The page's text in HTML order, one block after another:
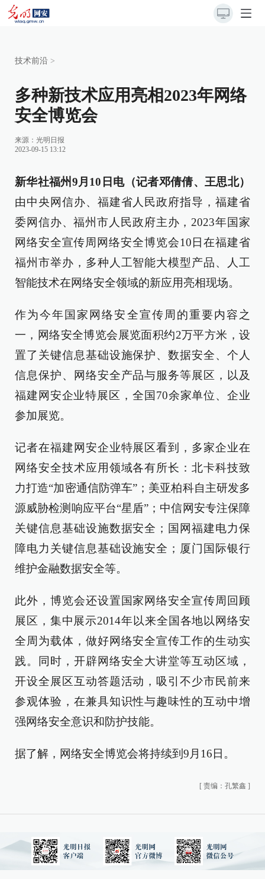
技术前沿 >
多种新技术应用亮相2023年网络
安全博览会
来源： 光明日报
2023-09-15 13:12
新华社福州9月10日电（记者邓倩倩、王思北）
由中央网信办、福建省人民政府指导，福建省
委网信办、福州市人民政府主办，2023年国家
网络安全宣传周网络安全博览会10日在福建省
福州市举办，多种人工智能大模型产品、人工
智能技术在网络安全领域的新应用亮相现场。
作为今年国家网络安全宣传周的重要内容之
一，网络安全博览会展览面积约2万平方米，设
置了关键信息基础设施保护、数据安全、个人
信息保护、网络安全产品与服务等展区，以及
福建网安企业特展区，全国70余家单位、企业
参加展览。
记者在福建网安企业特展区看到，多家企业在
网络安全技术应用领域各有所长：北卡科技致
力打造“加密通信防弹车”；美亚柏科自主研发多
源威胁检测响应平台“星盾”；中信网安专注保障
关键信息基础设施数据安全；国网福建电力保
障电力关键信息基础设施安全；厦门国际银行
维护金融数据安全等。
此外，博览会还设置国家网络安全宣传周回顾
展区，集中展示2014年以来全国各地以网络安
全周为载体，做好网络安全宣传工作的生动实
践。同时，开辟网络安全大讲堂等互动区域，
开设全展区互动答题活动，吸引不少市民前来
参观体验，在兼具知识性与趣味性的互动中增
强网络安全意识和防护技能。
据了解，网络安全博览会将持续到9月16日。
[ 责编：孔繁鑫 ]